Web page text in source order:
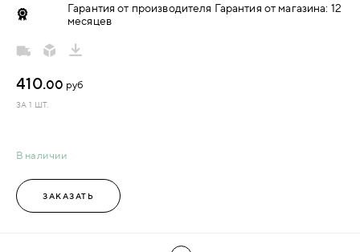
Гарантия от производителя Гарантия от магазина: 12
месяцев
В наличии
410.00 руб
ЗА 1 ШТ.
ЗАКАЗАТЬ